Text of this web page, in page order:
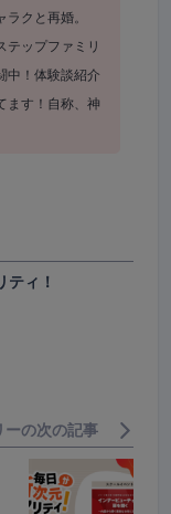
クと再婚。
テップファミリ
中！体験談紹介
ます！自称、神
ティ！
ーの次の記事